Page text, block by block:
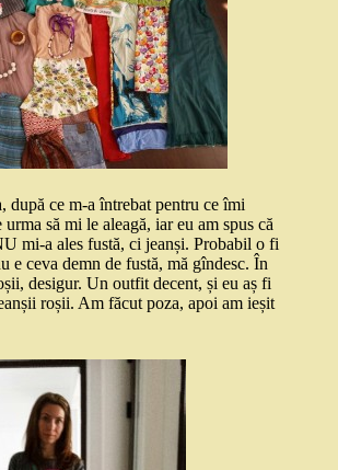
după ce m-a întrebat pentru ce îmi
să mi le aleagă, iar eu am spus că
mi-a ales fustă, ci jeanși. Probabil o fi
e ceva demn de fustă, mă gîndesc. În
desigur. Un outfit decent, și eu aș fi
roșii. Am făcut poza, apoi am ieșit